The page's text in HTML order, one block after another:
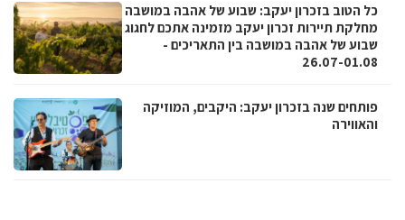
כל הטוב בזכרון יעקב: שבוע של אהבה במושבה
מחלקת תיירות זכרון יעקב מזמינה אתכם לחגוג
שבוע של אהבה במושבה בין התאריכים -
26.07-01.08
פותחים שנה בזכרון יעקב: היקבים, המוזיקה
והאווירה